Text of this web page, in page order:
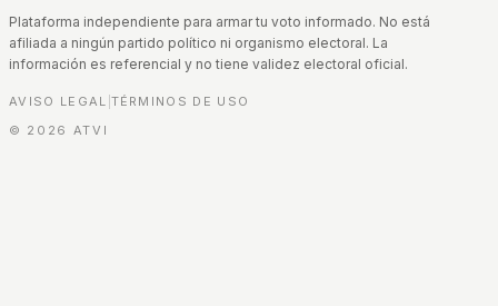
Plataforma independiente para armar tu voto informado. No está
afiliada a ningún partido político ni organismo electoral. La
información es referencial y no tiene validez electoral oficial.
AVISO LEGAL TÉRMINOS DE USO
© 2026 ATVI